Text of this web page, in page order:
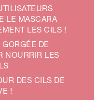
LE MASCARA
LES CILS !
DE
NOURRIR LES
DES CILS DE
!